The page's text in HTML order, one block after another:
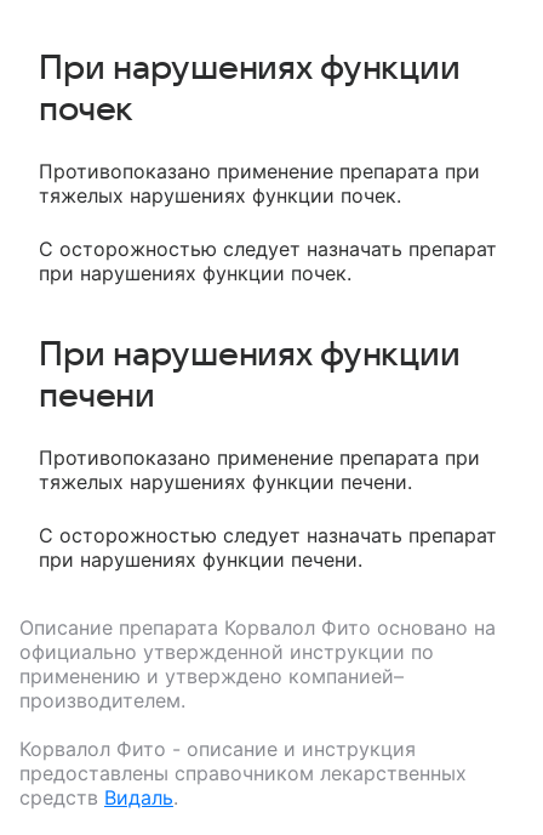
При нарушениях функции
почек
Противопоказано применение препарата при
тяжелых нарушениях функции почек.
С осторожностью следует назначать препарат
при нарушениях функции почек.
При нарушениях функции
печени
Противопоказано применение препарата при
тяжелых нарушениях функции печени.
С осторожностью следует назначать препарат
при нарушениях функции печени.
Описание препарата Корвалол Фито основано на
официально утвержденной инструкции по
применению и утверждено компанией–
производителем.
Корвалол Фито - описание и инструкция
предоставлены справочником лекарственных
средств Видаль.